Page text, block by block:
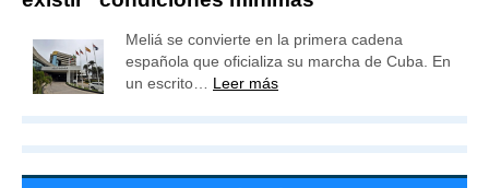
Meliá se convierte en la primera cadena
española que oficializa su marcha de Cuba. En
un escrito… Leer más